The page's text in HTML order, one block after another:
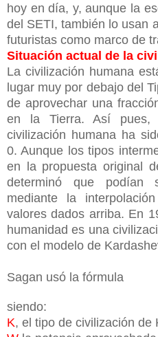
hoy en día, y, aunque la
del SETI, también lo usan
futuristas como marco de
Situación actual de la
La civilización humana
lugar muy por debajo del
de aprovechar una
en la Tierra. Así
civilización humana ha
0. Aunque los tipos
en la propuesta original
determinó que podían
mediante la
valores dados arriba. En
humanidad es una
con el modelo de
Sagan usó la fórmula
siendo:
K, el tipo de civilización de